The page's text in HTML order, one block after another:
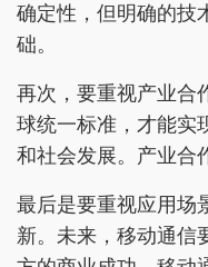
确定性，但明确的技
础。
再次，要重视产业合
球统一标准，才能实
和社会发展。产业合
最后是要重视应用场
新。未来，移动通信